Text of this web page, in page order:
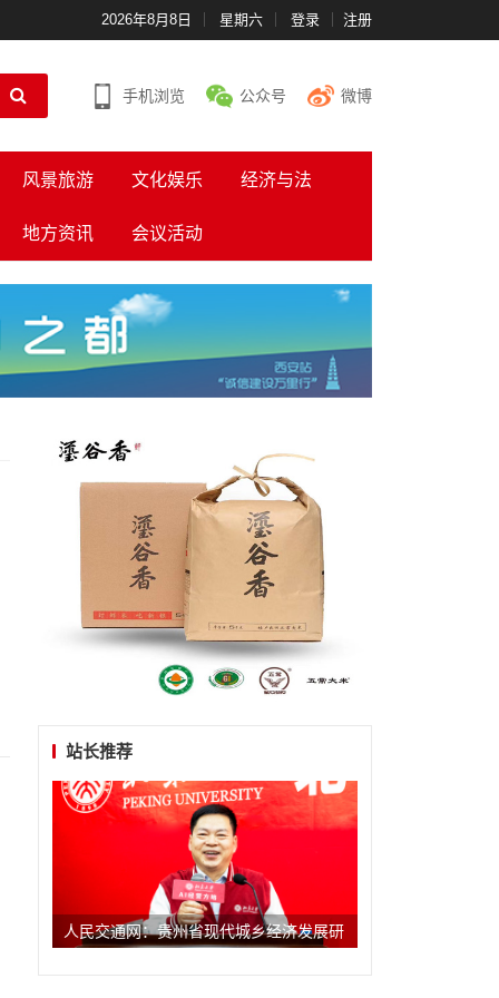
2026年8月8日 星期六 登录 注册
手机浏览 公众号 微博
风景旅游 文化娱乐 经济与法
地方资讯 会议活动
站长推荐
人民交通网：贵州省现代城乡经济发展研